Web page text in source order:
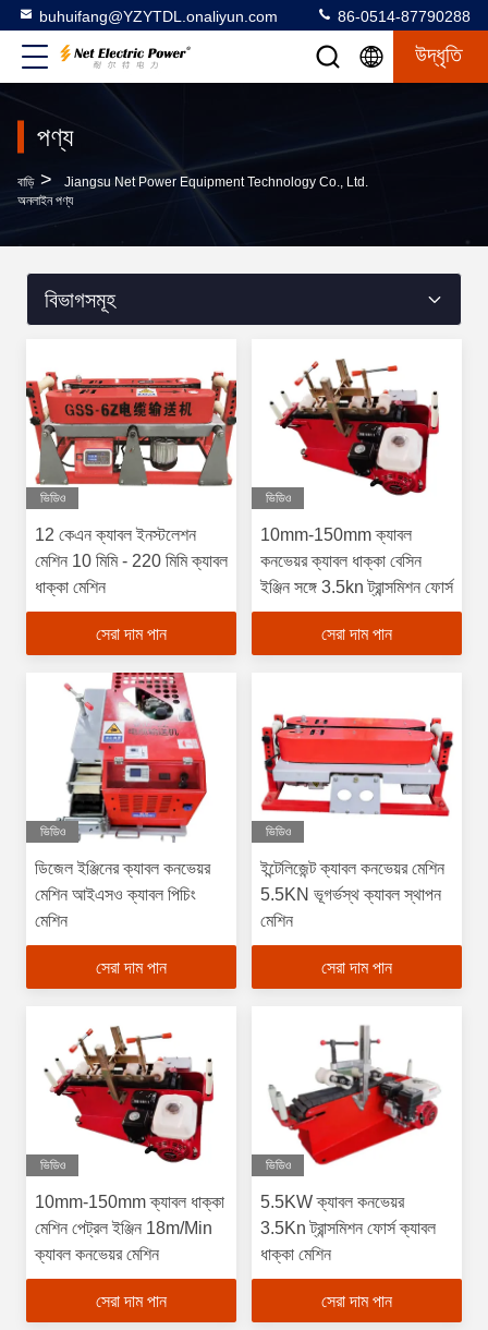
buhuifang@YZYTDL.onaliyun.com 86-0514-87790288
উদ্ধৃতি
পণ্য
বাড়ি >
Jiangsu Net Power Equipment Technology Co., Ltd.
অনলাইন পণ্য
বিভাগসমূহ
ভিডিও
12 কেএন ক্যাবল ইনস্টলেশন
মেশিন 10 মিমি - 220 মিমি ক্যাবল
ধাক্কা মেশিন
সেরা দাম পান
ভিডিও
10mm-150mm ক্যাবল
কনভেয়র ক্যাবল ধাক্কা বেসিন
ইঞ্জিন সঙ্গে 3.5kn ট্রান্সমিশন ফোর্স
সেরা দাম পান
ভিডিও
ডিজেল ইঞ্জিনের ক্যাবল কনভেয়র
মেশিন আইএসও ক্যাবল পিচিং
মেশিন
সেরা দাম পান
ভিডিও
ইন্টেলিজেন্ট ক্যাবল কনভেয়র মেশিন
5.5KN ভূগর্ভস্থ ক্যাবল স্থাপন
মেশিন
সেরা দাম পান
ভিডিও
10mm-150mm ক্যাবল ধাক্কা
মেশিন পেট্রল ইঞ্জিন 18m/Min
ক্যাবল কনভেয়র মেশিন
সেরা দাম পান
ভিডিও
5.5KW ক্যাবল কনভেয়র
3.5Kn ট্রান্সমিশন ফোর্স ক্যাবল
ধাক্কা মেশিন
সেরা দাম পান